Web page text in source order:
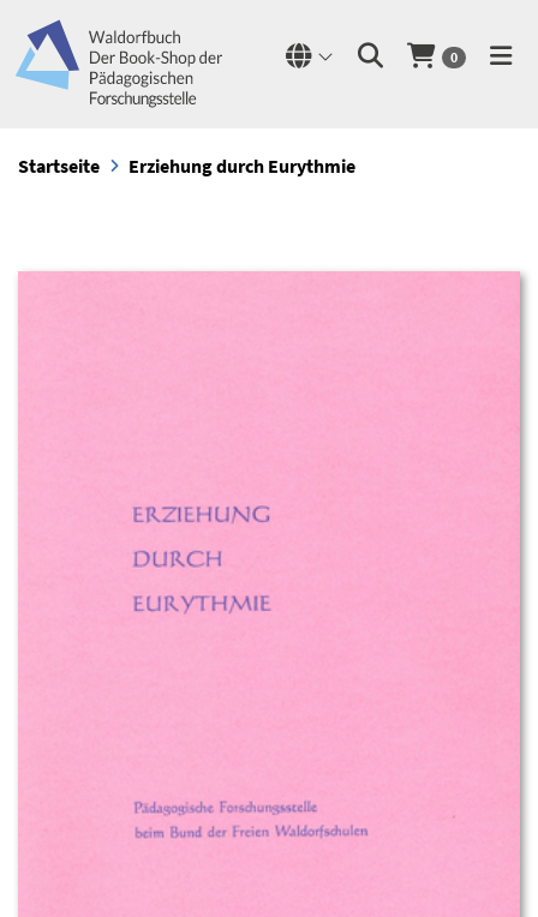
0
Startseite Erziehung durch Eurythmie